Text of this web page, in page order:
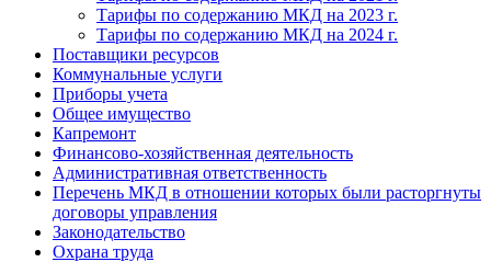
Тарифы по содержанию МКД на 2023 г.
Тарифы по содержанию МКД на 2024 г.
Поставщики ресурсов
Коммунальные услуги
Приборы учета
Общее имущество
Капремонт
Финансово-хозяйственная деятельность
Административная ответственность
Перечень МКД в отношении которых были расторгнуты
договоры управления
Законодательство
Охрана труда